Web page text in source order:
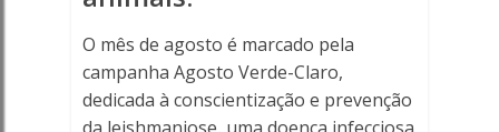
Online
-
Porto
O mês de agosto é marcado pela
campanha Agosto Verde-Claro,
dedicada à conscientização e prevenção